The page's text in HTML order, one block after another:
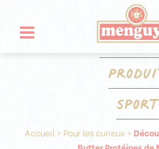
contenu
Sport
Accueil > Pour les curieux >
Panneau de gestion des cookies